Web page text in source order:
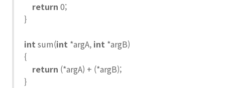
return 0;
}
intsum(int *argA, int *argB)
{
return (*argA) + (*argB);
}